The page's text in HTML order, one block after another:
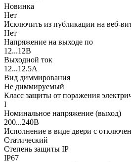
Новинка
Нет
Исключить из публикации на веб-
Нет
Напряжение на выходе по
12...12В
Выходной ток
12...12.5А
Вид диммирования
Не диммируемый
Класс защиты от поражения
I
Номинальное напряжение (выход)
200...240В
Исполнение в виде двери с
Статический
Степень защиты IP
IP67